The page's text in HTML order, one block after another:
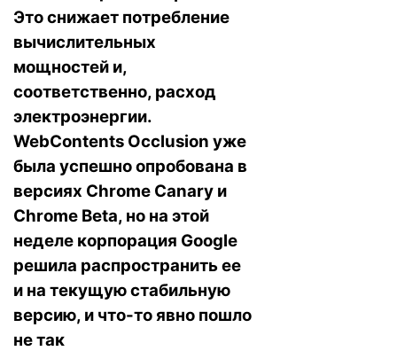
Это снижает потребление
вычислительных
мощностей и,
соответственно, расход
электроэнергии.
WebContents Occlusion уже
была успешно опробована в
версиях Chrome Canary и
Chrome Beta, но на этой
неделе корпорация Google
решила распространить ее
и на текущую стабильную
версию, и что-то явно пошло
не так